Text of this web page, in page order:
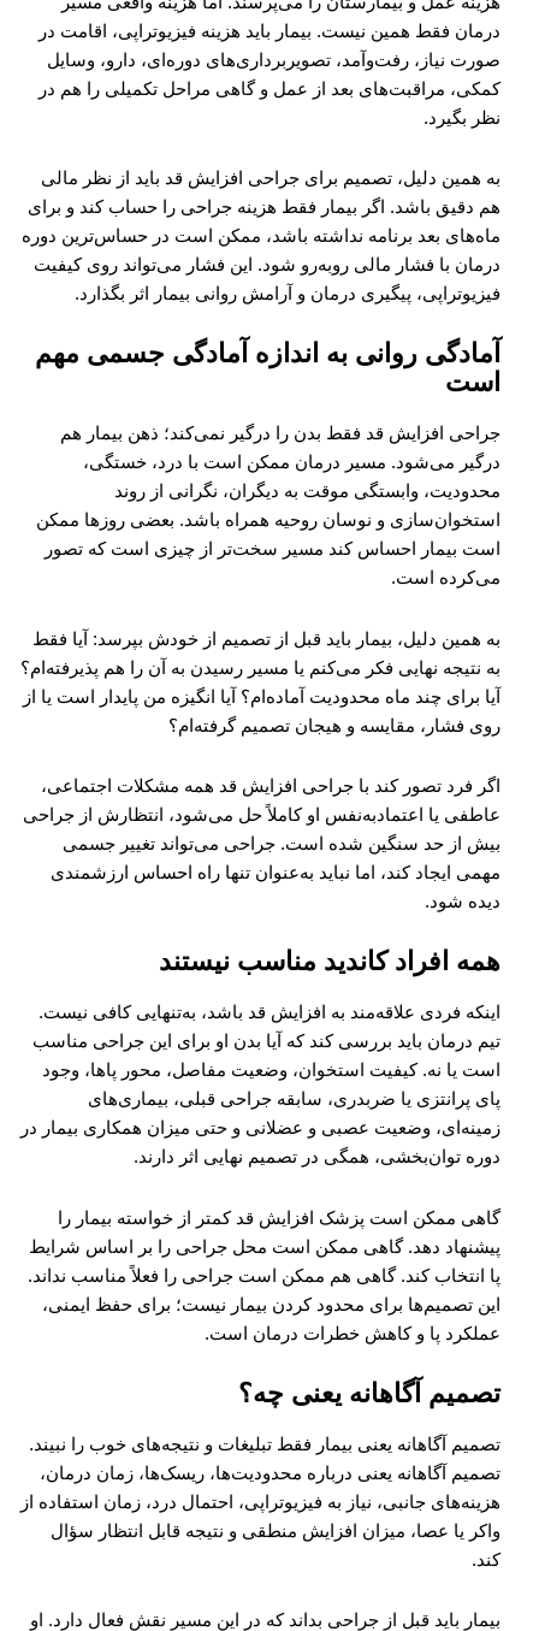
درمان فقط همین نیست. بیمار باید هزینه فیزیوتراپی، اقامت در
صورت نیاز، رفت‌وآمد، تصویربرداری‌های دوره‌ای، دارو، وسایل
کمکی، مراقبت‌های بعد از عمل و گاهی مراحل تکمیلی را هم در
نظر بگیرد.
به همین دلیل، تصمیم برای جراحی افزایش قد باید از نظر مالی
هم دقیق باشد. اگر بیمار فقط هزینه جراحی را حساب کند و برای
ماه‌های بعد برنامه نداشته باشد، ممکن است در حساس‌ترین دوره
درمان با فشار مالی روبه‌رو شود. این فشار می‌تواند روی کیفیت
فیزیوتراپی، پیگیری درمان و آرامش روانی بیمار اثر بگذارد.
آمادگی روانی به اندازه آمادگی جسمی مهم
است
جراحی افزایش قد فقط بدن را درگیر نمی‌کند؛ ذهن بیمار هم
درگیر می‌شود. مسیر درمان ممکن است با درد، خستگی،
محدودیت، وابستگی موقت به دیگران، نگرانی از روند
استخوان‌سازی و نوسان روحیه همراه باشد. بعضی روزها ممکن
است بیمار احساس کند مسیر سخت‌تر از چیزی است که تصور
می‌کرده است.
به همین دلیل، بیمار باید قبل از تصمیم از خودش بپرسد: آیا فقط
به نتیجه نهایی فکر می‌کنم یا مسیر رسیدن به آن را هم پذیرفته‌ام؟
آیا برای چند ماه محدودیت آماده‌ام؟ آیا انگیزه من پایدار است یا از
روی فشار، مقایسه و هیجان تصمیم گرفته‌ام؟
اگر فرد تصور کند با جراحی افزایش قد همه مشکلات اجتماعی،
عاطفی یا اعتمادبه‌نفس او کاملاً حل می‌شود، انتظارش از جراحی
بیش از حد سنگین شده است. جراحی می‌تواند تغییر جسمی
مهمی ایجاد کند، اما نباید به‌عنوان تنها راه احساس ارزشمندی
دیده شود.
همه افراد کاندید مناسب نیستند
اینکه فردی علاقه‌مند به افزایش قد باشد، به‌تنهایی کافی نیست.
تیم درمان باید بررسی کند که آیا بدن او برای این جراحی مناسب
است یا نه. کیفیت استخوان، وضعیت مفاصل، محور پاها، وجود
پای پرانتزی یا ضربدری، سابقه جراحی قبلی، بیماری‌های
زمینه‌ای، وضعیت عصبی و عضلانی و حتی میزان همکاری بیمار در
دوره توان‌بخشی، همگی در تصمیم نهایی اثر دارند.
گاهی ممکن است پزشک افزایش قد کمتر از خواسته بیمار را
پیشنهاد دهد. گاهی ممکن است محل جراحی را بر اساس شرایط
پا انتخاب کند. گاهی هم ممکن است جراحی را فعلاً مناسب نداند.
این تصمیم‌ها برای محدود کردن بیمار نیست؛ برای حفظ ایمنی،
عملکرد پا و کاهش خطرات درمان است.
تصمیم آگاهانه یعنی چه؟
تصمیم آگاهانه یعنی بیمار فقط تبلیغات و نتیجه‌های خوب را نبیند.
تصمیم آگاهانه یعنی درباره محدودیت‌ها، ریسک‌ها، زمان درمان،
هزینه‌های جانبی، نیاز به فیزیوتراپی، احتمال درد، زمان استفاده از
واکر یا عصا، میزان افزایش منطقی و نتیجه قابل انتظار سؤال
کند.
بیمار باید قبل از جراحی بداند که در این مسیر نقش فعال دارد. او